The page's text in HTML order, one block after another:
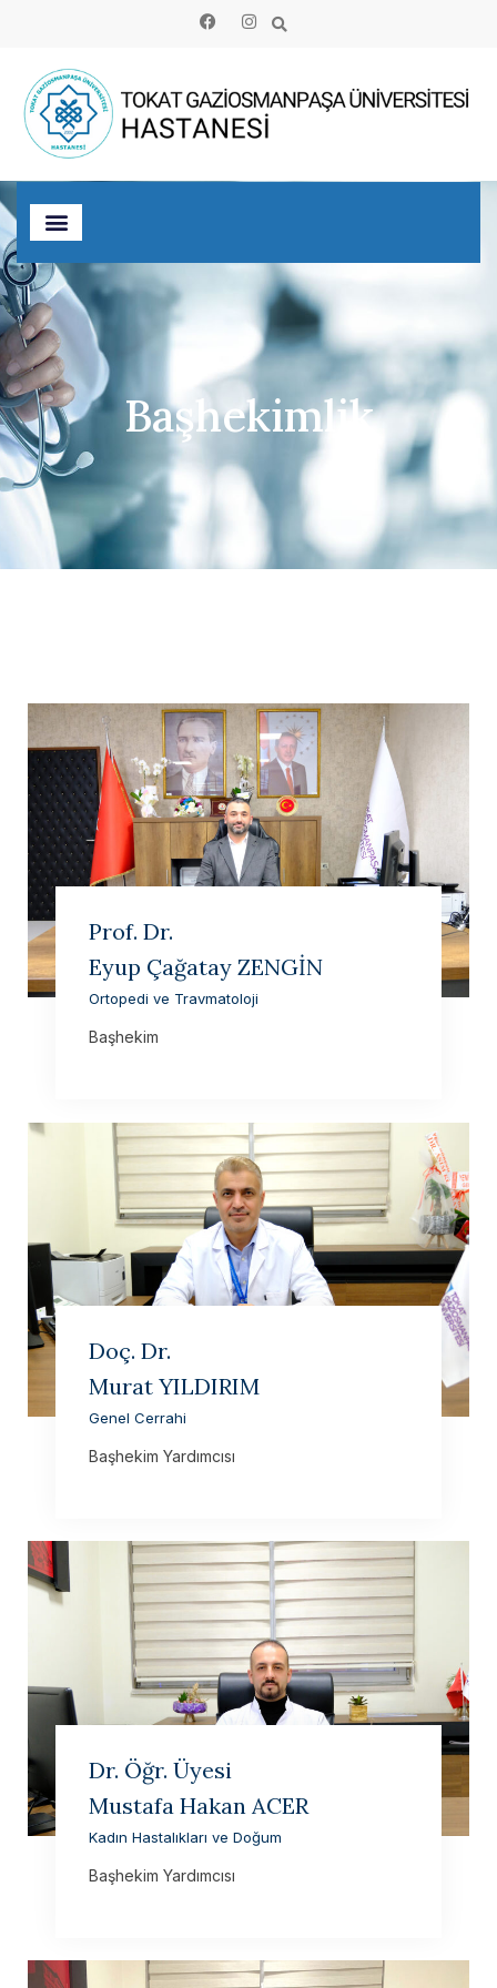
Başhekimlik
Prof. Dr.
Eyup Çağatay ZENGİN
Ortopedi ve Travmatoloji
Başhekim
Doç. Dr.
Murat YILDIRIM
Genel Cerrahi
Başhekim Yardımcısı
Dr. Öğr. Üyesi
Mustafa Hakan ACER
Kadın Hastalıkları ve Doğum
Başhekim Yardımcısı